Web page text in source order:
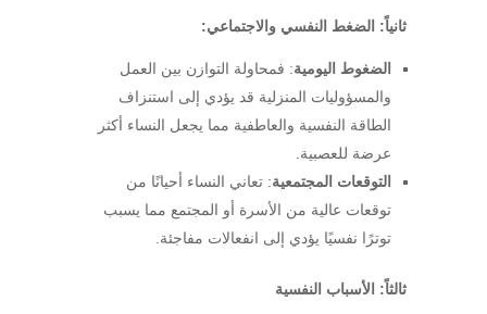
ثانياً: الضغط النفسي والاجتماعي:
الضغوط اليومية: فمحاولة التوازن بين العمل
والمسؤوليات المنزلية قد يؤدي إلى استنزاف
الطاقة النفسية والعاطفية مما يجعل النساء أكثر
عرضة للعصبية.
التوقعات المجتمعية: تعاني النساء أحيانًا من
توقعات عالية من الأسرة أو المجتمع مما يسبب
توترًا نفسيًا يؤدي إلى انفعالات مفاجئة.
ثالثاً: الأسباب النفسية